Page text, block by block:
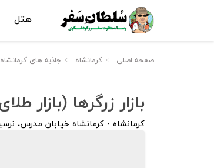
هتل
صفحه اصلی کرمانشاه جاذبه های کرمانشاه
بازار زرگرها (بازار
کرمانشاه - کرمانشاه خیابان مدرس،